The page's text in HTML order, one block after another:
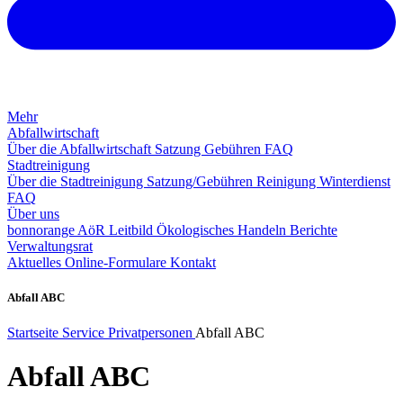
Mehr
Abfallwirtschaft
Über die Abfallwirtschaft Satzung Gebühren FAQ
Stadtreinigung
Über die Stadtreinigung Satzung/Gebühren Reinigung Winterdienst
FAQ
Über uns
bonnorange AöR Leitbild Ökologisches Handeln Berichte
Verwaltungsrat
Aktuelles Online-Formulare Kontakt
Abfall ABC
Startseite Service Privatpersonen Abfall ABC
Abfall ABC